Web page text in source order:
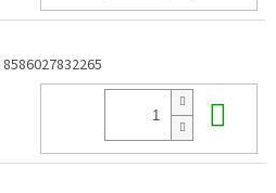
8586027832265